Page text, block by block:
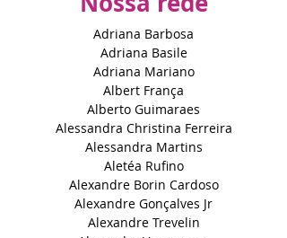
Adriana Barbosa
Adriana Basile
Adriana Mariano
Albert França
Alberto Guimaraes
Alessandra Christina Ferreira
Alessandra Martins
Aletéa Rufino
Alexandre Borin Cardoso
Alexandre Gonçalves Jr
Alexandre Trevelin